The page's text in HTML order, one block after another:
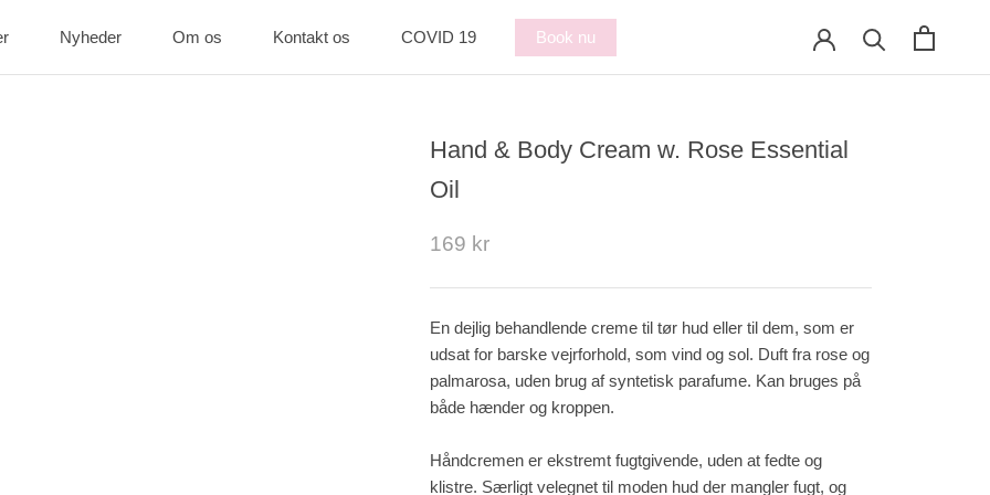
Nyheder
Om os
Kontakt os
COVID 19
Book nu
Hand & Body Cream w. Rose Essential
Oil
169 kr
En dejlig behandlende creme til tør hud eller til dem, som er
udsat for barske vejrforhold, som vind og sol. Duft fra rose og
palmarosa, uden brug af syntetisk parafume. Kan bruges på
både hænder og kroppen.
Håndcremen er ekstremt fugtgivende, uden at fedte og
klistre. Særligt velegnet til moden hud der mangler fugt, og